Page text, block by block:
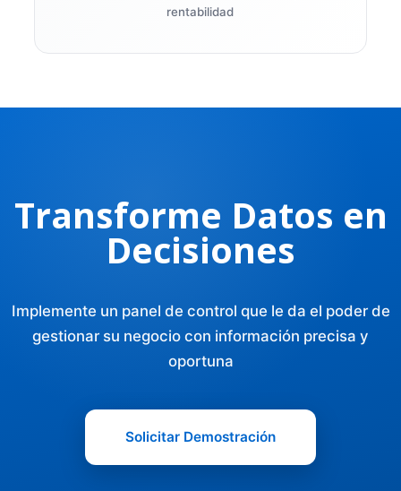
rentabilidad
Transforme Datos en
Decisiones
Implemente un panel de control que le da el poder de
gestionar su negocio con información precisa y
oportuna
Solicitar Demostración